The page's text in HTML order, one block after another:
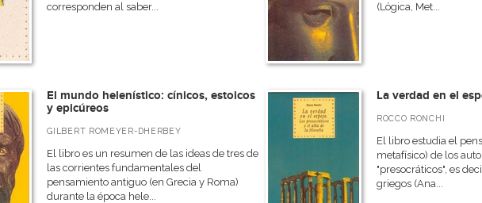
corresponden al saber...
(Lógica, Met...
El mundo helenístico: cínicos, estoicos
y epicúreos
GILBERT ROMEYER-DHERBEY
El libro es un resumen de las ideas de tres de
las corrientes fundamentales del
pensamiento antiguo (en Grecia y Roma)
durante la época hele...
La verdad en el
ROCCO RONCHI
El libro estudia el
metafísico) de los
"presocráticos", es
griegos (Ana...